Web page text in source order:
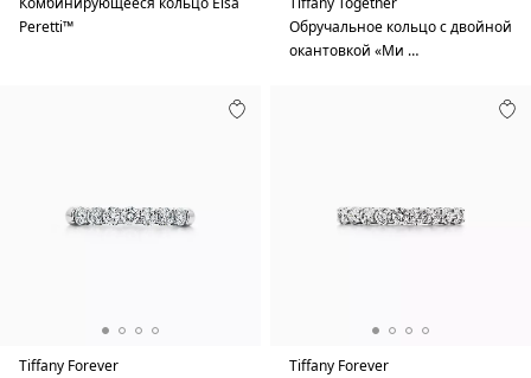
Peretti™
Обручальное кольцо с двойной
окантовкой «Ми …
Tiffany Forever
Tiffany Forever